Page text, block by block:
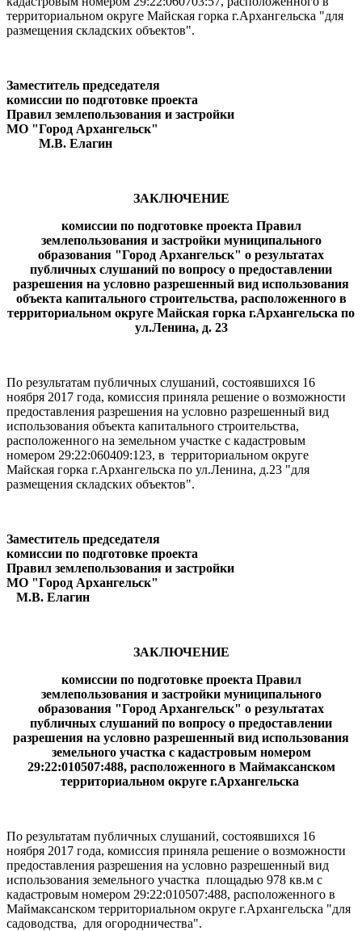
территориальном округе Майская горка г.Архангельска "для
размещения складских объектов".
Заместитель председателя
комиссии по подготовке проекта
Правил землепользования и застройки
МО "Город Архангельск"
М.В. Елагин
ЗАКЛЮЧЕНИЕ
комиссии по подготовке проекта Правил
землепользования и застройки муниципального
образования "Город Архангельск" о результатах
публичных слушаний по вопросу о предоставлении
разрешения на условно разрешенный вид использования
объекта капитального строительства, расположенного в
территориальном округе Майская горка г.Архангельска по
ул.Ленина, д. 23
По результатам публичных слушаний, состоявшихся 16
ноября 2017 года, комиссия приняла решение о возможности
предоставления разрешения на условно разрешенный вид
использования объекта капитального строительства,
расположенного на земельном участке с кадастровым
номером 29:22:060409:123, в территориальном округе
Майская горка г.Архангельска по ул.Ленина, д.23 "для
размещения складских объектов".
Заместитель председателя
комиссии по подготовке проекта
Правил землепользования и застройки
МО "Город Архангельск"
М.В. Елагин
ЗАКЛЮЧЕНИЕ
комиссии по подготовке проекта Правил
землепользования и застройки муниципального
образования "Город Архангельск" о результатах
публичных слушаний по вопросу о предоставлении
разрешения на условно разрешенный вид использования
земельного участка с кадастровым номером
29:22:010507:488, расположенного в Маймаксанском
территориальном округе г.Архангельска
По результатам публичных слушаний, состоявшихся 16
ноября 2017 года, комиссия приняла решение о возможности
предоставления разрешения на условно разрешенный вид
использования земельного участка площадью 978 кв.м с
кадастровым номером 29:22:010507:488, расположенного в
Маймаксанском территориальном округе г.Архангельска "для
садоводства, для огородничества".